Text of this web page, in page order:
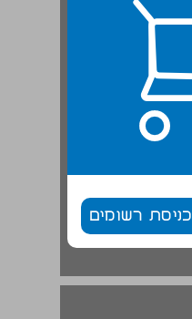
כניסת רשומים